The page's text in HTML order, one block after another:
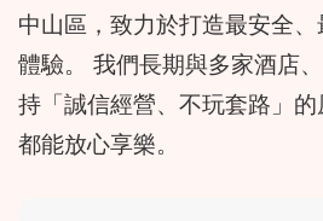
中山區，致力於打造最安全
體驗。 我們長期與多家酒店
持「誠信經營、不玩套路」
都能放心享樂。